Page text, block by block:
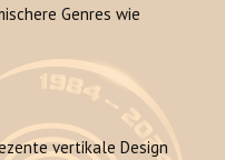
Genres wie
vertikale Design